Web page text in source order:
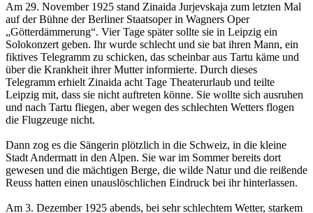
Am 29. November 1925 stand Zinaida Jurjevskaja zum letzten Mal
auf der Bühne der Berliner Staatsoper in Wagners Oper
„Götterdämmerung“. Vier Tage später sollte sie in Leipzig ein
Solokonzert geben. Ihr wurde schlecht und sie bat ihren Mann, ein
fiktives Telegramm zu schicken, das scheinbar aus Tartu käme und
über die Krankheit ihrer Mutter informierte. Durch dieses
Telegramm erhielt Zinaida acht Tage Theaterurlaub und teilte
Leipzig mit, dass sie nicht auftreten könne. Sie wollte sich ausruhen
und nach Tartu fliegen, aber wegen des schlechten Wetters flogen
die Flugzeuge nicht.
Dann zog es die Sängerin plötzlich in die Schweiz, in die kleine
Stadt Andermatt in den Alpen. Sie war im Sommer bereits dort
gewesen und die mächtigen Berge, die wilde Natur und die reißende
Reuss hatten einen unauslöschlichen Eindruck bei ihr hinterlassen.
Am 3. Dezember 1925 abends, bei sehr schlechtem Wetter, starkem